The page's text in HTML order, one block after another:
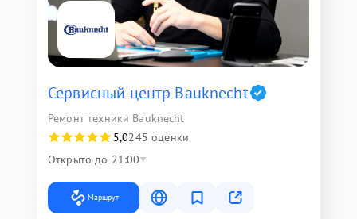
Сервисный центр Bauknecht
Ремонт техники Bauknecht
5,0245 оценки
Открыто до 21:00
Маршрут